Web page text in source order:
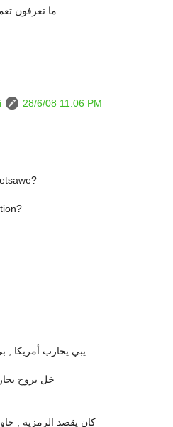
ما تعرفون
28/6/08 11:06 PM
يبي يحارب أمريكا
خل يروح
كان يقصد الرمزية ,